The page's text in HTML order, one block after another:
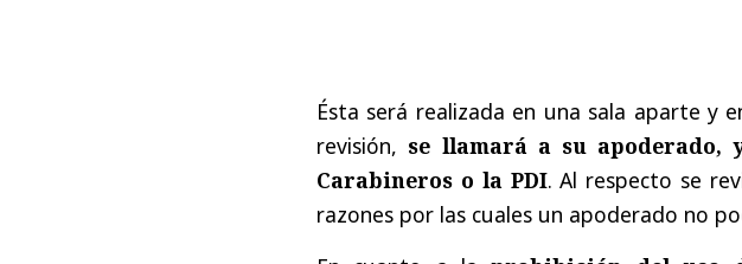
Ésta será realizada en una sala aparte y
revisión, se llamará a su apoderado,
Carabineros o la PDI. Al respecto se
razones por las cuales un apoderado no